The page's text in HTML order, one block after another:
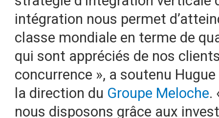
intégration nous permet
classe mondiale en terme de
qui sont appréciés de nos
concurrence », a soutenu
la direction du Groupe Meloche.
nous disposons grâce aux